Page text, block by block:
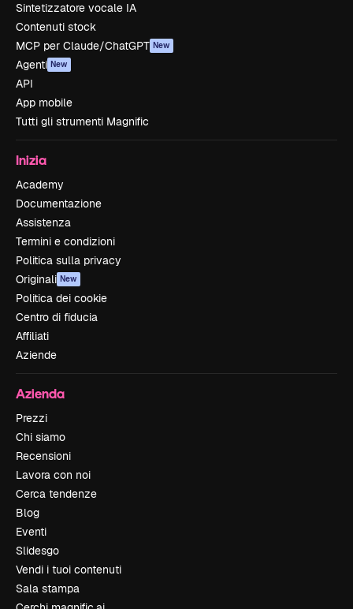
Sintetizzatore vocale IA
Contenuti stock
MCP per Claude/ChatGPT New
Agenti New
API
App mobile
Tutti gli strumenti Magnific
Inizia
Academy
Documentazione
Assistenza
Termini e condizioni
Politica sulla privacy
Originali New
Politica dei cookie
Centro di fiducia
Affiliati
Aziende
Azienda
Prezzi
Chi siamo
Recensioni
Lavora con noi
Cerca tendenze
Blog
Eventi
Slidesgo
Vendi i tuoi contenuti
Sala stampa